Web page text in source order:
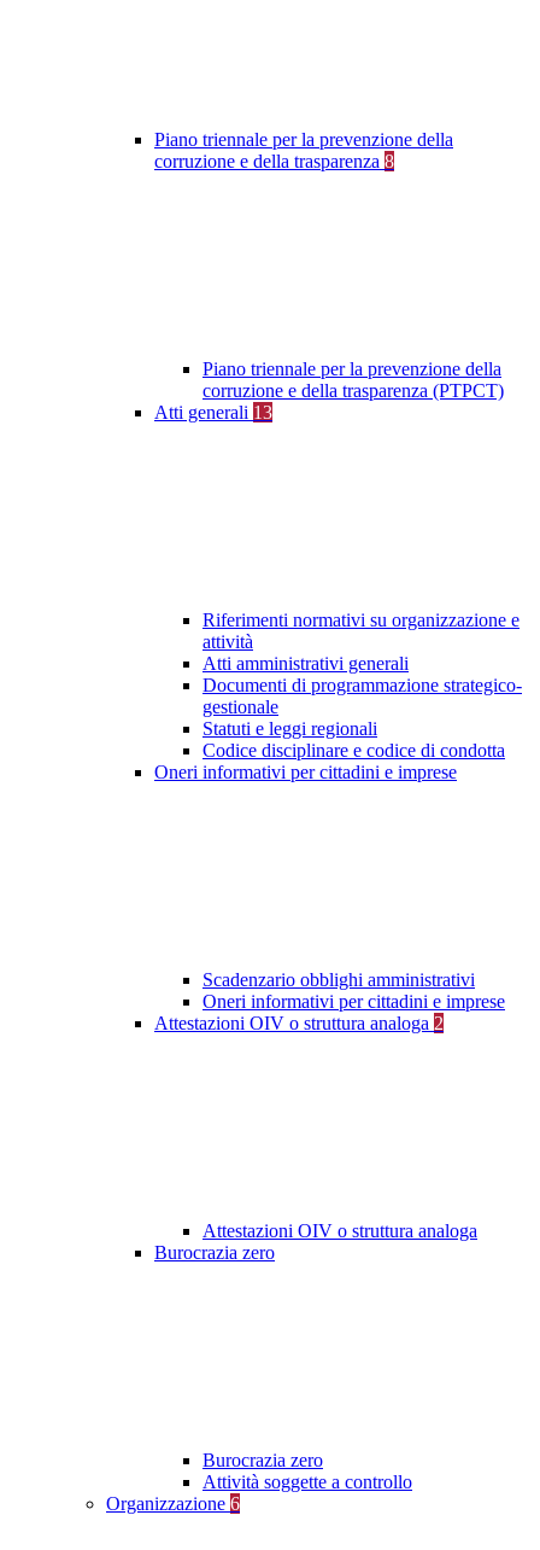
Piano triennale per la prevenzione della
corruzione e della trasparenza 8
Piano triennale per la prevenzione della
corruzione e della trasparenza (PTPCT)
Atti generali 13
Riferimenti normativi su organizzazione e
attività
Atti amministrativi generali
Documenti di programmazione strategico-
gestionale
Statuti e leggi regionali
Codice disciplinare e codice di condotta
Oneri informativi per cittadini e imprese
Scadenzario obblighi amministrativi
Oneri informativi per cittadini e imprese
Attestazioni OIV o struttura analoga 2
Attestazioni OIV o struttura analoga
Burocrazia zero
Burocrazia zero
Attività soggette a controllo
Organizzazione 6